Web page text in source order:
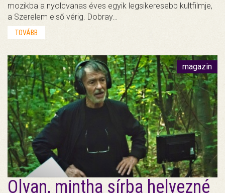
mozikba a nyolcvanas éves egyik legsikeresebb kultfilmje,
a Szerelem első vérig. Dobray…
TOVÁBB
magazin
Olyan, mintha sírba helyezné